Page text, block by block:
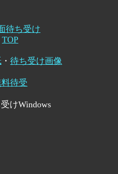
待ち受け
TOP
・ 待ち受け画像
待受
けWindows